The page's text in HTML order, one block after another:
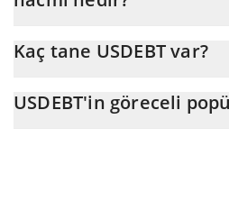
Kaç tane USDEBT var?
32.000.000.000.000 miktarıyla
USDEBT'in göreceli